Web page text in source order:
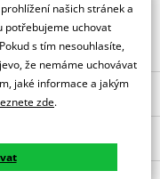
ADVENTURE-X CE
našich stránek a
potřebujeme uchovat
s tím nesouhlasíte,
že nemáme uchovávat
jaké informace a jakým
zde.